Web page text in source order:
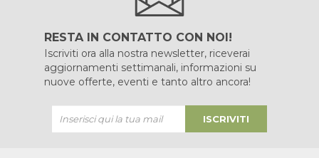
RESTA IN CONTATTO CON NOI!
Iscriviti ora alla nostra newsletter, riceverai
aggiornamenti settimanali, informazioni su
nuove offerte, eventi e tanto altro ancora!
ISCRIVITI